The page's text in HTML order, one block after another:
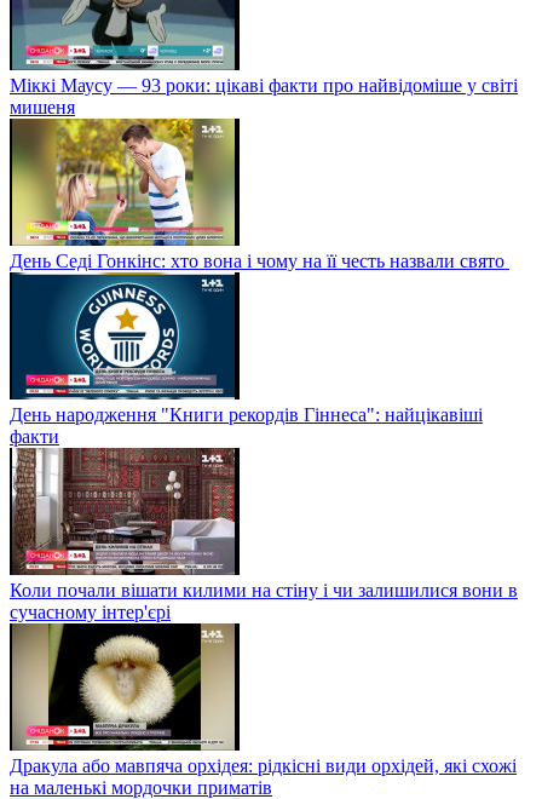
Міккі Маусу — 93 роки: цікаві факти про найвідоміше у світі
мишеня
День Седі Гонкінс: хто вона і чому на її честь назвали свято
День народження "Книги рекордів Гіннеса": найцікавіші
факти
Коли почали вішати килими на стіну і чи залишилися вони в
сучасному інтер'єрі
Дракула або мавпяча орхідея: рідкісні види орхідей, які схожі
на маленькі мордочки приматів